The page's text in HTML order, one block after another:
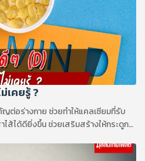
เคยรู้ ?
ญต่อร่างกาย ช่วยทำให้แคลเซียมที่รับ
ไส้ได้ดียิ่งขึ้น ช่วยเสริมสร้างให้กระดูก